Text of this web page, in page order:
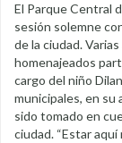
El Parque Central
sesión solemne
de la ciudad.
homenajeados
cargo del niño
municipales, en su
sido tomado en
ciudad. “Estar aquí